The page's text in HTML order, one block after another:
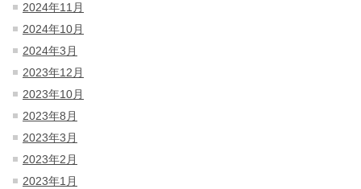
2024年11月
2024年10月
2024年3月
2023年12月
2023年10月
2023年8月
2023年3月
2023年2月
2023年1月